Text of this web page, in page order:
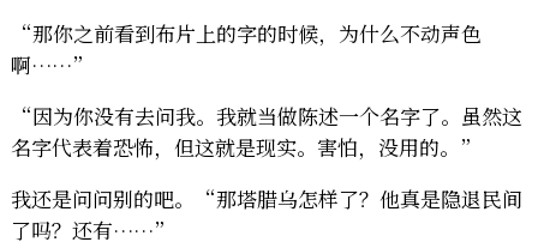
“那你之前看到布片上的字的时候，为什么不动声色
啊……”
“因为你没有去问我。我就当做陈述一个名字了。虽然这
名字代表着恐怖，但这就是现实。害怕，没用的。”
我还是问问别的吧。“那塔腊乌怎样了？他真是隐退民间
了吗？还有……”